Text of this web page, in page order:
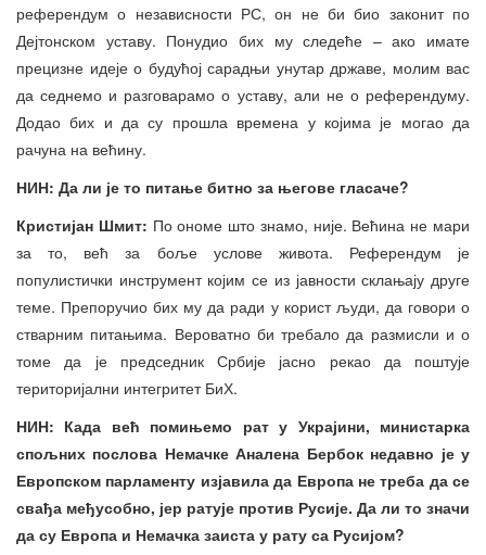
референдум о независности РС, он не би био законит по
Дејтонском уставу. Понудио бих му следеће – ако имате
прецизне идеје о будућој сарадњи унутар државе, молим вас
да седнемо и разговарамо о уставу, али не о референдуму.
Додао бих и да су прошла времена у којима је могао да
рачуна на већину.
НИН: Да ли је то питање битно за његове гласаче?
Кристијан Шмит: По ономе што знамо, није. Већина не мари
за то, већ за боље услове живота. Референдум је
популистички инструмент којим се из јавности склањају друге
теме. Препоручио бих му да ради у корист људи, да говори о
стварним питањима. Вероватно би требало да размисли и о
томе да је председник Србије јасно рекао да поштује
територијални интегритет БиХ.
НИН: Када већ помињемо рат у Украјини, министарка
спољних послова Немачке Аналена Бербок недавно је у
Европском парламенту изјавила да Европа не треба да се
свађа међусобно, јер ратује против Русије. Да ли то значи
да су Европа и Немачка заиста у рату са Русијом?